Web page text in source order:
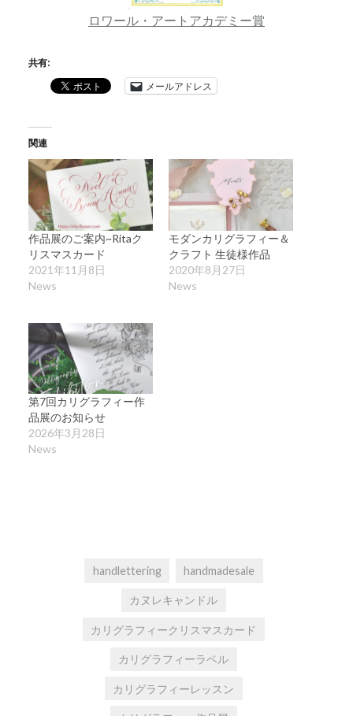
ロワール・アートアカデミー賞
共有:
メールアドレス
関連
作品展のご案内~Ritaク
リスマスカード
2021年11月8日
News
モダンカリグラフィー＆
クラフト 生徒様作品
2020年8月27日
News
第7回カリグラフィー作
品展のお知らせ
2026年3月28日
News
handlettering handmadesale
カヌレキャンドル
カリグラフィークリスマスカード
カリグラフィーラベル
カリグラフィーレッスン